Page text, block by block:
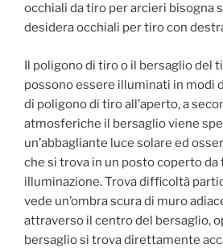
occhiali da tiro per arcieri bisogna
desidera occhiali per tiro con
Il poligono di tiro o il bersaglio del
possono essere illuminati in modi
di poligono di tiro all’aperto, a
atmosferiche il bersaglio viene
un’abbagliante luce solare ed
che si trova in un posto coperto da
illuminazione. Trova difficoltà
vede un’ombra scura di muro
attraverso il centro del bersaglio,
bersaglio si trova direttamente